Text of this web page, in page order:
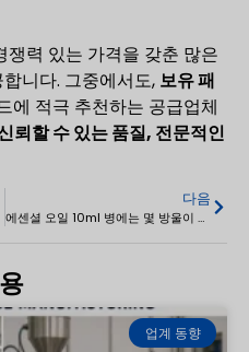
력 있는 가격을 갖춘 많은
니다. 그중에서도, 보유 패
에 적극 추천하는 공급업체
뢰할 수 있는 품질, 전문적인
다음
에센셜 오일 10ml 병에는 몇 방울이 들어 있나요? 방울 수 가이드
업계 동향